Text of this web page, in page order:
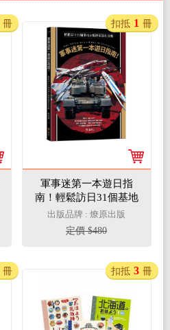
冊
軍事迷第一本遊日指
南！輕鬆訪日31個基地
&博物館旅行攻略
出版品牌 : 燎原出版
定價 $480
扣抵 1 冊
冊 扣抵 3 冊